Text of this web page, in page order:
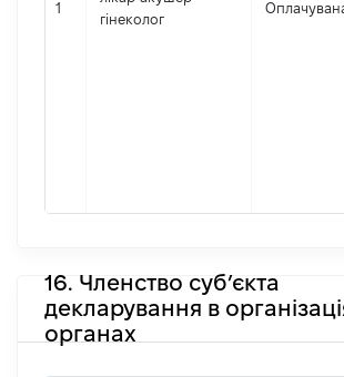
1
гінеколог
16. Членство суб’єкта
декларування в
органах